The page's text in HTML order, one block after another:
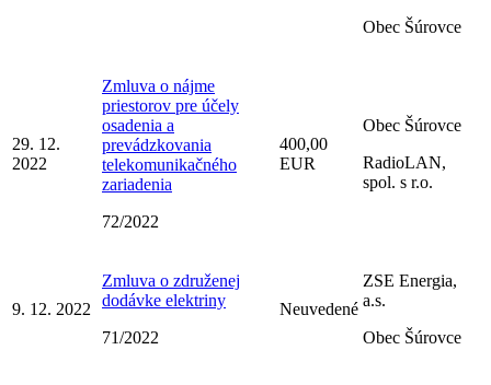
Obec Šúrovce
29. 12.
2022
Zmluva o nájme
priestorov pre účely
osadenia a
prevádzkovania
telekomunikačného
zariadenia
72/2022
400,00
EUR
Obec Šúrovce
RadioLAN,
spol. s r.o.
9. 12. 2022
Zmluva o združenej
dodávke elektriny
71/2022
Neuvedené
ZSE Energia,
a.s.
Obec Šúrovce